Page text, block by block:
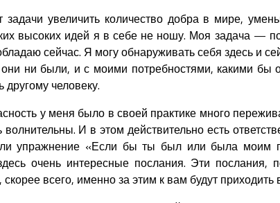
увеличить количество добра в мире,
высоких идей я в себе не ношу. Моя задача —
сейчас. Я могу обнаруживать себя здесь и
ни были, и с моими потребностями, какими бы
другому человеку.
у меня было в своей практике много
волнительны. И в этом действительно есть
упражнение «Если бы ты был или была моим
очень интересные послания. Эти послания,
скорее всего, именно за этим к вам будут